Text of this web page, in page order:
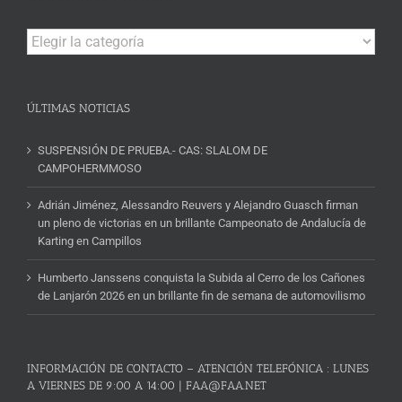
Campeonatos
y
ÚLTIMAS NOTICIAS
SUSPENSIÓN DE PRUEBA.- CAS: SLALOM DE
CAMPOHERMMOSO
Adrián Jiménez, Alessandro Reuvers y Alejandro Guasch firman
un pleno de victorias en un brillante Campeonato de Andalucía de
Karting en Campillos
Humberto Janssens conquista la Subida al Cerro de los Cañones
de Lanjarón 2026 en un brillante fin de semana de automovilismo
INFORMACIÓN DE CONTACTO – ATENCIÓN TELEFÓNICA : LUNES
A VIERNES DE 9:00 A 14:00 | FAA@FAA.NET